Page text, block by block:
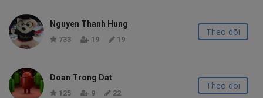
Nguyen Thanh Hung
733 19 19
Theo dõi
Doan Trong Dat
125 9 22
Theo dõi